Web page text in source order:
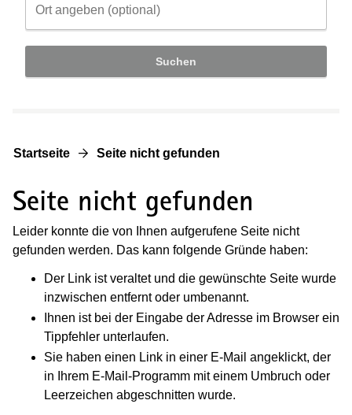
Suchen
Startseite Seite nicht gefunden
Seite nicht gefunden
Leider konnte die von Ihnen aufgerufene Seite nicht
gefunden werden. Das kann folgende Gründe haben:
Der Link ist veraltet und die gewünschte Seite wurde
inzwischen entfernt oder umbenannt.
Ihnen ist bei der Eingabe der Adresse im Browser ein
Tippfehler unterlaufen.
Sie haben einen Link in einer E-Mail angeklickt, der
in Ihrem E-Mail-Programm mit einem Umbruch oder
Leerzeichen abgeschnitten wurde.